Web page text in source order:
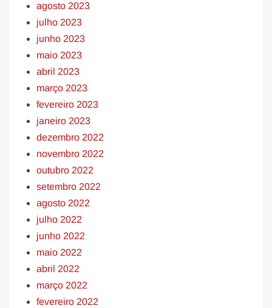
agosto 2023
julho 2023
junho 2023
maio 2023
abril 2023
março 2023
fevereiro 2023
janeiro 2023
dezembro 2022
novembro 2022
outubro 2022
setembro 2022
agosto 2022
julho 2022
junho 2022
maio 2022
abril 2022
março 2022
fevereiro 2022